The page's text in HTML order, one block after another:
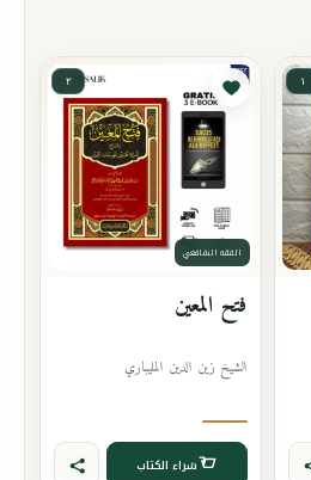
١ ٢
الفقه الشافعي
فتح المعين
الشيخ زين الدين المليباري
شراء الكتاب